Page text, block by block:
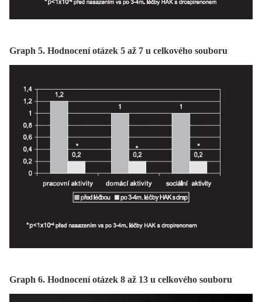
Graph 5. Hodnocení otázek 5 až 7 u celkového souboru
Graph 6. Hodnocení otázek 8 až 13 u celkového souboru